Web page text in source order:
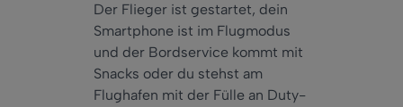
Der Flieger ist gestartet, dein
Smartphone ist im Flugmodus
und der Bordservice kommt mit
Snacks oder du stehst am
Flughafen mit der Fülle an Duty-